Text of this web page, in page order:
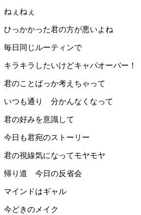
ねぇねぇ
ひっかかった君の方が悪いよね
毎日同じルーティンで
キラキラしたいけどキャパオーバー！
君のことばっか考えちゃって
いつも通り 分かんなくなって
君の好みを意識して
今日も君宛のストーリー
君の視線気になってモヤモヤ
帰り道 今日の反省会
マインドはギャル
今どきのメイク